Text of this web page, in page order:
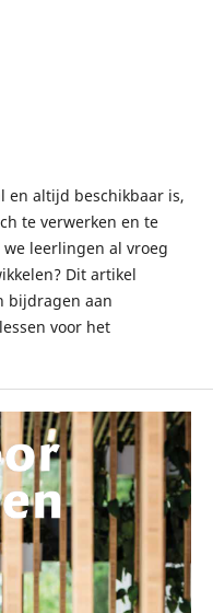
en altijd beschikbaar is,
te verwerken en te
leerlingen al vroeg
Dit artikel
bijdragen aan
voor het